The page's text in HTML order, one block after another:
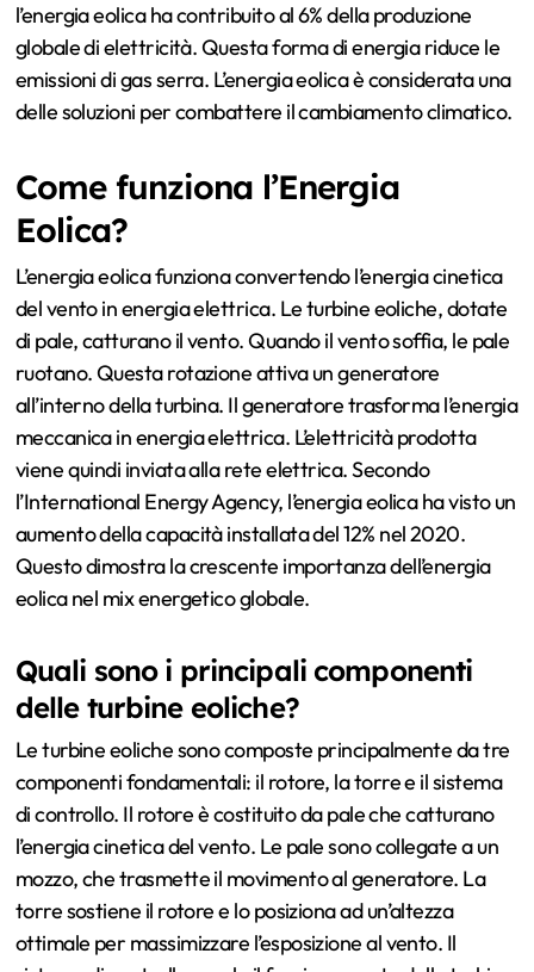
l’energia eolica ha contribuito al 6% della produzione
globale di elettricità. Questa forma di energia riduce le
emissioni di gas serra. L’energia eolica è considerata una
delle soluzioni per combattere il cambiamento climatico.
Come funziona l’Energia
Eolica?
L’energia eolica funziona convertendo l’energia cinetica
del vento in energia elettrica. Le turbine eoliche, dotate
di pale, catturano il vento. Quando il vento soffia, le pale
ruotano. Questa rotazione attiva un generatore
all’interno della turbina. Il generatore trasforma l’energia
meccanica in energia elettrica. L’elettricità prodotta
viene quindi inviata alla rete elettrica. Secondo
l’International Energy Agency, l’energia eolica ha visto un
aumento della capacità installata del 12% nel 2020.
Questo dimostra la crescente importanza dell’energia
eolica nel mix energetico globale.
Quali sono i principali componenti
delle turbine eoliche?
Le turbine eoliche sono composte principalmente da tre
componenti fondamentali: il rotore, la torre e il sistema
di controllo. Il rotore è costituito da pale che catturano
l’energia cinetica del vento. Le pale sono collegate a un
mozzo, che trasmette il movimento al generatore. La
torre sostiene il rotore e lo posiziona ad un’altezza
ottimale per massimizzare l’esposizione al vento. Il